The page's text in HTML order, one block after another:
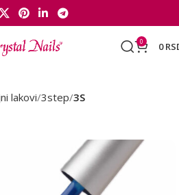
0 0
lakovi 3step 3S